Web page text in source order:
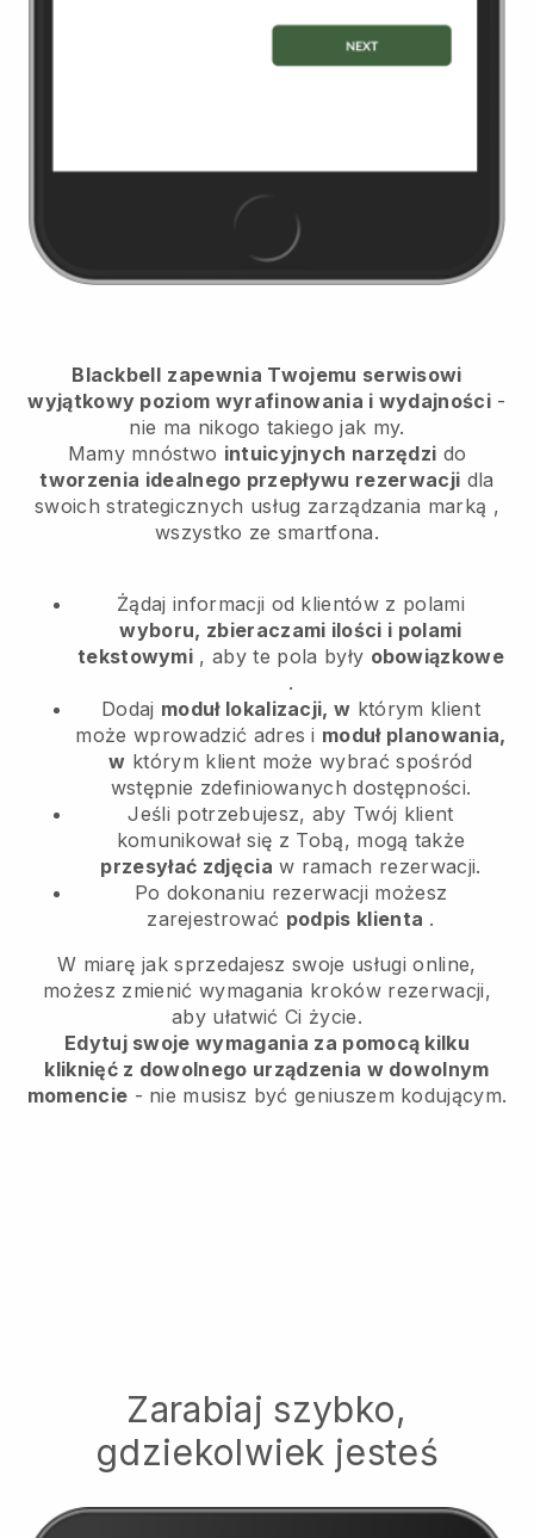
Blackbell zapewnia Twojemu serwisowi
wyjątkowy poziom wyrafinowania i wydajności -
nie ma nikogo takiego jak my.
Mamy mnóstwo intuicyjnych narzędzi do
tworzenia idealnego przepływu rezerwacji dla
swoich strategicznych usług zarządzania marką ,
wszystko ze smartfona.
Żądaj informacji od klientów z polami
wyboru, zbieraczami ilości i polami
tekstowymi , aby te pola były obowiązkowe
.
Dodaj moduł lokalizacji, w którym klient
może wprowadzić adres i moduł planowania,
w którym klient może wybrać spośród
wstępnie zdefiniowanych dostępności.
Jeśli potrzebujesz, aby Twój klient
komunikował się z Tobą, mogą także
przesyłać zdjęcia w ramach rezerwacji.
Po dokonaniu rezerwacji możesz
zarejestrować podpis klienta .
W miarę jak sprzedajesz swoje usługi online,
możesz zmienić wymagania kroków rezerwacji,
aby ułatwić Ci życie.
Edytuj swoje wymagania za pomocą kilku
kliknięć z dowolnego urządzenia w dowolnym
momencie - nie musisz być geniuszem kodującym.
Zarabiaj szybko,
gdziekolwiek jesteś